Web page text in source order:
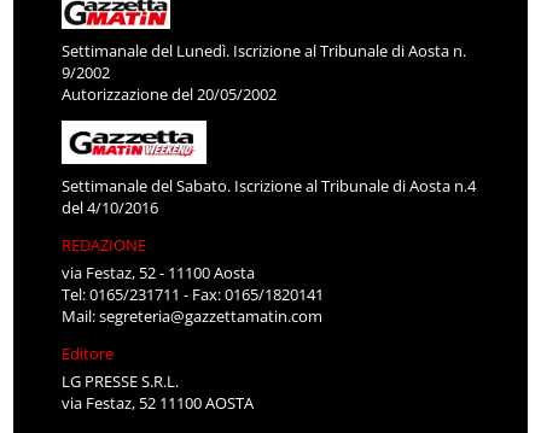
Settimanale del Lunedì. Iscrizione al Tribunale di Aosta n.
9/2002
Autorizzazione del 20/05/2002
Settimanale del Sabato. Iscrizione al Tribunale di Aosta n.4
del 4/10/2016
REDAZIONE
via Festaz, 52 - 11100 Aosta
Tel: 0165/231711 - Fax: 0165/1820141
Mail:segreteria@gazzettamatin.com
Editore
LG PRESSE S.R.L.
via Festaz, 52 11100 AOSTA